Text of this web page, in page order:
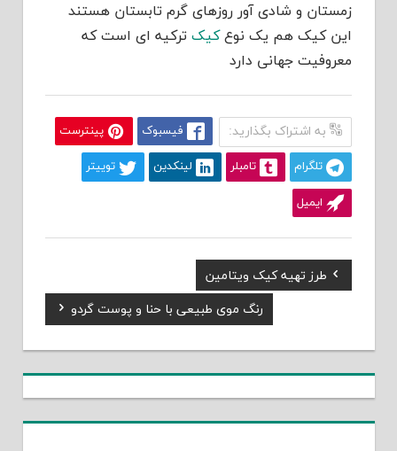
زمستان و شادی آور روزهای گرم تابستان هستند
این کیک هم یک نوعکیک ترکیه ای است که
معروفیت جهانی دارد
به اشتراک بگذارید: فیسبوک پینترست
تلگرام تامبلر لینکدین توییتر
ایمیل
راهبری
Previous
Post:
طرز تهیه کیک ویتامین
Next
Post:
رنگ موی طبیعی با حنا و پوست گردو